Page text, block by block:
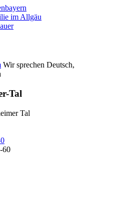
im Allgäu
Wir sprechen Deutsch,
Tal
Tal
60